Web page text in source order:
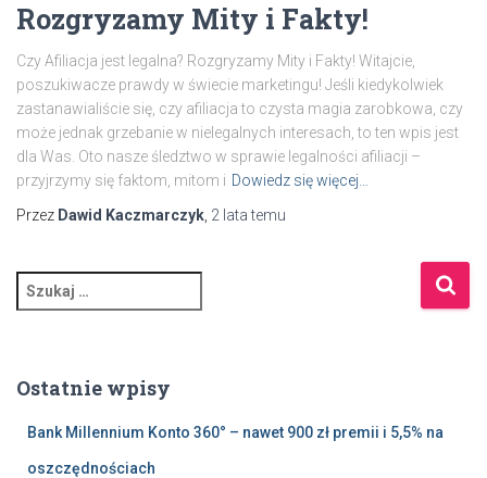
Rozgryzamy Mity i Fakty!
Czy Afiliacja jest legalna? Rozgryzamy Mity i Fakty! Witajcie,
poszukiwacze prawdy w świecie marketingu! Jeśli kiedykolwiek
zastanawialiście się, czy afiliacja to czysta magia zarobkowa, czy
może jednak grzebanie w nielegalnych interesach, to ten wpis jest
dla Was. Oto nasze śledztwo w sprawie legalności afiliacji –
przyjrzymy się faktom, mitom i Dowiedz się więcej…
Przez Dawid Kaczmarczyk 2 latatemu
z
a
Ostatnie wpisy
Bank Millennium Konto 360° – nawet 900 zł premii i 5,5% na
oszczędnościach